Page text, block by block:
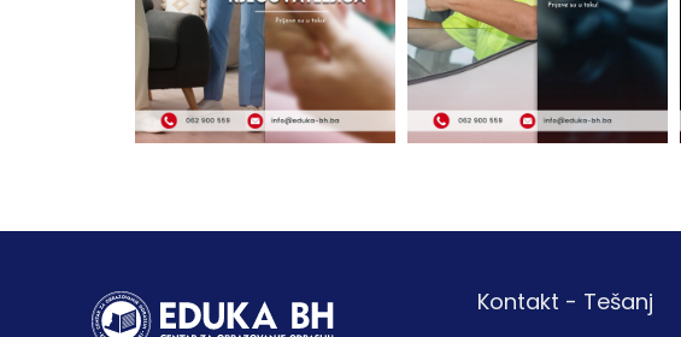
Kontakt - Tešanj